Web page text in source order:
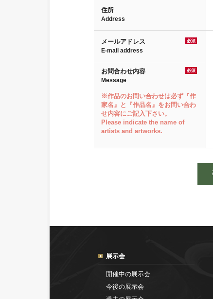
住所
Address
メールアドレス 必須
E-mail address
お問合わせ内容 必須
Message
※作品のお問い合わせは必ず『作
家名』と『作品名』をお問い合わ
せ内容にご記入下さい。
Please indicate the name of
artists and artworks.
展示会
開催中の展示会
今後の展示会